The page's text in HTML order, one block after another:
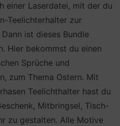
einer Laserdatei, mit der du
Teelichterhalter zur
ist dieses Bundle
Hier bekommst du einen
Sprüche und
zum Thema Ostern. Mit
Teelichthalter hast du
Mitbringsel, Tisch-
zu gestalten. Alle Motive